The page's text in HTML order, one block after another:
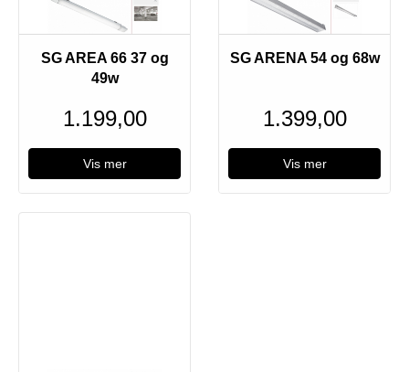
SG AREA 66 37 og
49w
1.199,00
Vis mer
SG ARENA 54 og 68w
1.399,00
Vis mer